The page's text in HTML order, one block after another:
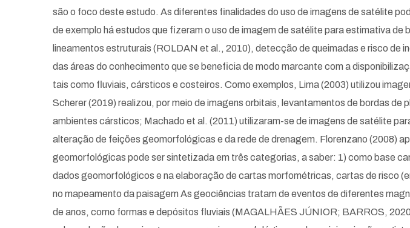
são o foco deste estudo. As diferentes finalidades do uso de imagens de satélite
de exemplo há estudos que fizeram o uso de imagem de satélite para estimativa
lineamentos estruturais (ROLDAN et al., 2010), detecção de queimadas e risco
das áreas do conhecimento que se beneficia de modo marcante com a
tais como fluviais, cársticos e costeiros. Como exemplos, Lima (2003) utilizou
Scherer (2019) realizou, por meio de imagens orbitais, levantamentos de bordas
ambientes cársticos; Machado et al. (2011) utilizaram-se de imagens de satélite
alteração de feições geomorfológicas e da rede de drenagem. Florenzano (2008)
geomorfológicas pode ser sintetizada em três categorias, a saber: 1) como base
dados geomorfológicos e na elaboração de cartas morfométricas, cartas de risco
no mapeamento da paisagem As geociências tratam de eventos de diferentes
de anos, como formas e depósitos fluviais (MAGALHÃES JÚNIOR; BARROS,